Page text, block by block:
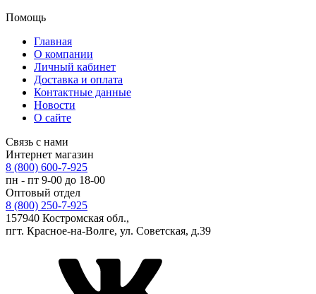
Помощь
Главная
О компании
Личный кабинет
Доставка и оплата
Контактные данные
Новости
О сайте
Связь с нами
Интернет магазин
8 (800) 600-7-925
пн - пт 9-00 до 18-00
Оптовый отдел
8 (800) 250-7-925
157940 Костромская обл.,
пгт. Красное-на-Волге, ул. Советская, д.39